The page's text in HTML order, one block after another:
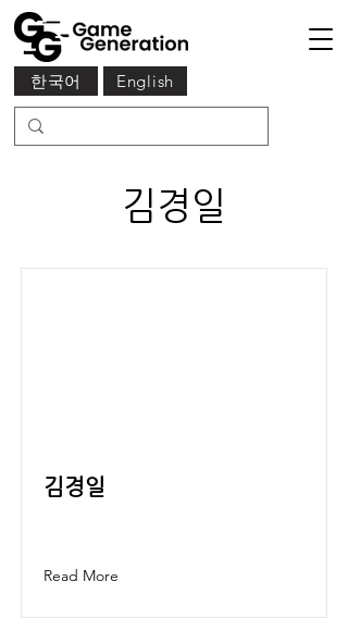
English
한국어
김경일
김경일
Read More